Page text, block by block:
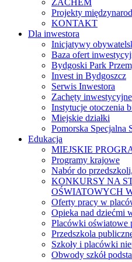
ZACHEM
Projekty
KONTAKT
Dla inwestora
Inicjatywy
Baza ofert
Bydgoski Park
Invest in Bydgoszcz
Serwis Inwestora
Zachęty inwestycyjne
Instytucje otoczenia
Miejskie działki
Pomorska Specjalna
Edukacja
MIEJSKIE
Programy krajowe
Nabór do
KONKURSY NA
OŚWIATOWYCH
Oferty pracy w
Opieka nad dziećmi
Placówki oświatowe
Przedszkola
Szkoły i placówki
Obwody szkół